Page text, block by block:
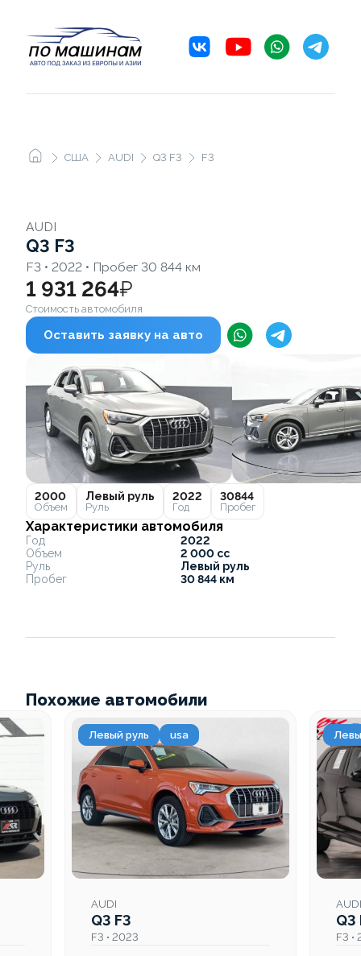
США AUDI Q3 F3 F3
AUDI
Q3 F3
F3 • 2022 • Пробег 30 844 км
1 931 264₽
Стоимость автомобиля
Оставить заявку на авто
2000
Объем
Левый руль
Руль
2022
Год
30844
Пробег
Характеристики автомобиля
Год
2022
Объем
2 000 cc
Руль
Левый руль
Пробег
30 844 км
Похожие автомобили
Левый руль usa
AUDI
Q3 F3
F3 • 2023
AUDI
Q3
F3 •